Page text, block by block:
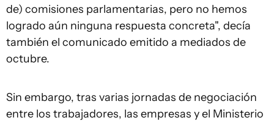
de) comisiones parlamentarias, pero no hemos
logrado aún ninguna respuesta concreta", decía
también el comunicado emitido a mediados de
octubre.
Sin embargo, tras varias jornadas de negociación
entre los trabajadores, las empresas y el Ministerio